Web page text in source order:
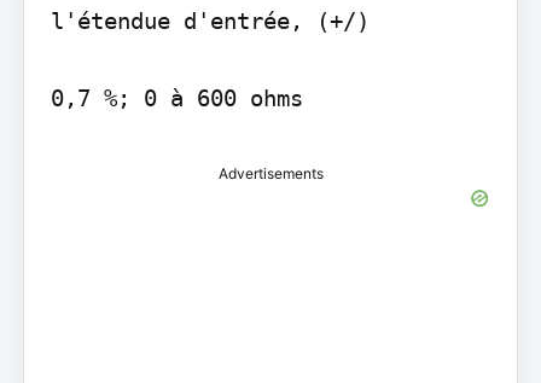
l'étendue d'entrée, (+/)
Advertisements